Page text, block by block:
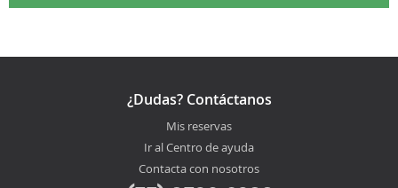
¿Dudas? Contáctanos
Mis reservas
Ir al Centro de ayuda
Contacta con nosotros